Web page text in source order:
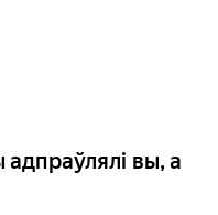
вы, а